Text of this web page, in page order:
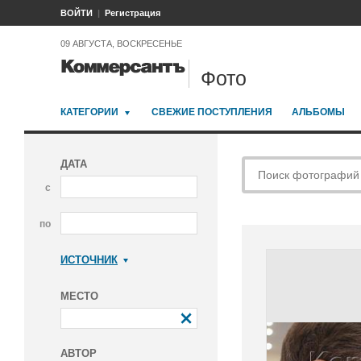
ВОЙТИ Регистрация
09 АВГУСТА, ВОСКРЕСЕНЬЕ
Фото
КАТЕГОРИИ СВЕЖИЕ ПОСТУПЛЕНИЯ АЛЬБОМЫ
ДАТА
с
по
ИСТОЧНИК
МЕСТО
АВТОР